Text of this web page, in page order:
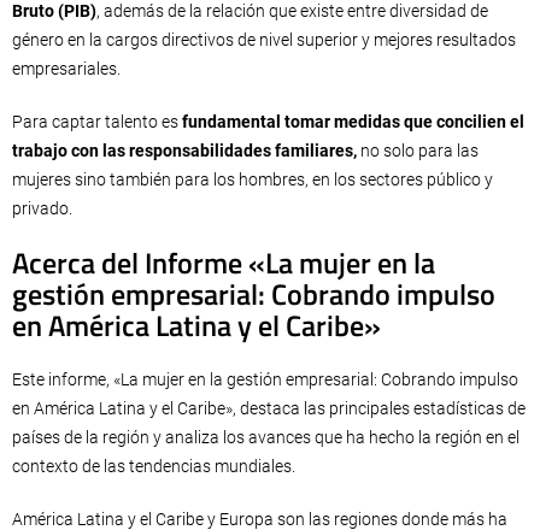
Bruto (PIB), además de la relación que existe entre diversidad de
género en la cargos directivos de nivel superior y mejores resultados
empresariales.
Para captar talento esfundamental tomar medidas que concilien el
trabajo con las responsabilidades familiares, no solo para las
mujeres sino también para los hombres, en los sectores público y
privado.
Acerca del Informe «La mujer en la
gestión empresarial: Cobrando impulso
en América Latina y el Caribe»
Este informe, «La mujer en la gestión empresarial: Cobrando impulso
en América Latina y el Caribe», destaca las principales estadísticas de
países de la región y analiza los avances que ha hecho la región en el
contexto de las tendencias mundiales.
América Latina y el Caribe y Europa son las regiones donde más ha